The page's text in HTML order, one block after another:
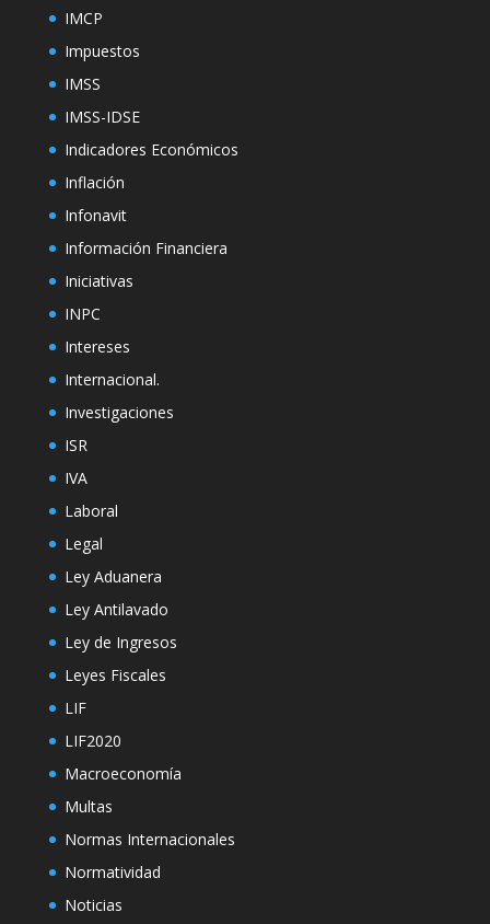
IMCP
Impuestos
IMSS
IMSS-IDSE
Indicadores Económicos
Inflación
Infonavit
Información Financiera
Iniciativas
INPC
Intereses
Internacional.
Investigaciones
ISR
IVA
Laboral
Legal
Ley Aduanera
Ley Antilavado
Ley de Ingresos
Leyes Fiscales
LIF
LIF2020
Macroeconomía
Multas
Normas Internacionales
Normatividad
Noticias